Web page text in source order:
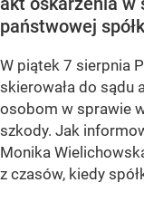
państwowej
W piątek 7 sierpnia
skierowała do sądu
osobom w sprawie
szkody. Jak
Monika
z czasów, kiedy